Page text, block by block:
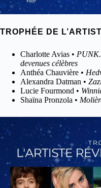
TROPHÉE DE
Charlotte Avias •
devenues célèbres
Anthéa Chauvière •
Alexandra Datman •
Lucie Fourmond •
Shaïna Pronzola •